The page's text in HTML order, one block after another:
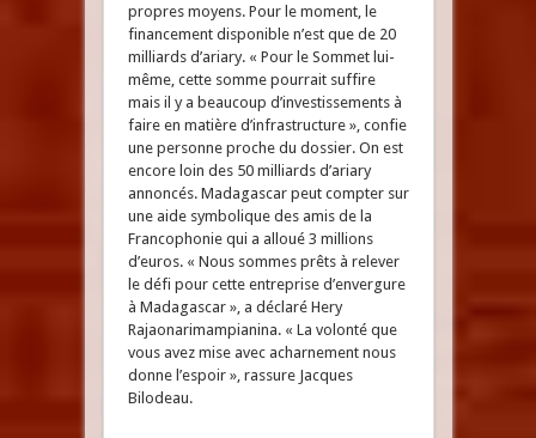
propres moyens. Pour le moment, le
financement disponible n’est que de 20
milliards d’ariary. « Pour le Sommet lui-
même, cette somme pourrait suffire
mais il y a beaucoup d’investissements à
faire en matière d’infrastructure », confie
une personne proche du dossier. On est
encore loin des 50 milliards d’ariary
annoncés. Madagascar peut compter sur
une aide symbolique des amis de la
Francophonie qui a alloué 3 millions
d’euros. « Nous sommes prêts à relever
le défi pour cette entreprise d’envergure
à Madagascar », a déclaré Hery
Rajaonarimampianina. « La volonté que
vous avez mise avec acharnement nous
donne l’espoir », rassure Jacques
Bilodeau.